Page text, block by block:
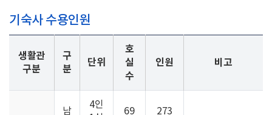
기숙사 수용인원
생활관
구분
구
분
단위
호
실
수
인원 비고
남
4인
69 273